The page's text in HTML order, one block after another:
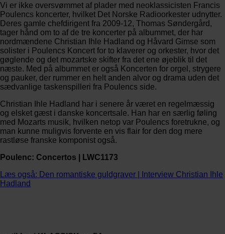
Vi er ikke oversvømmet af plader med neoklassicisten Francis
Poulencs koncerter, hvilket Det Norske Radioorkester udnytter.
Deres gamle chefdirigent fra 2009-12, Thomas Søndergård,
tager hånd om to af de tre koncerter på albummet, der har
nordmændene Christian Ihle Hadland og Håvard Gimse som
solister i Poulencs Koncert for to klaverer og orkester, hvor det
gøglende og det mozartske skifter fra det ene øjeblik til det
næste. Med på albummet er også Koncerten for orgel, strygere
og pauker, der rummer en helt anden alvor og drama uden det
sædvanlige taskenspilleri fra Poulencs side.
Christian Ihle Hadland har i senere år været en regelmæssig
og elsket gæst i danske koncertsale. Han har en særlig føling
med Mozarts musik, hvilken netop var Poulencs foretrukne, og
man kunne muligvis forvente en vis flair for den dog mere
rastløse franske komponist også.
Poulenc: Concertos | LWC1173
Læs også: Den romantiske guldgraver | Interview Christian Ihle
Hadland